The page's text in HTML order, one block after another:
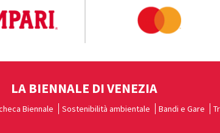
LA BIENNALE DI VENEZIA
Biennale Sostenibilità ambientale Bandi e Gare